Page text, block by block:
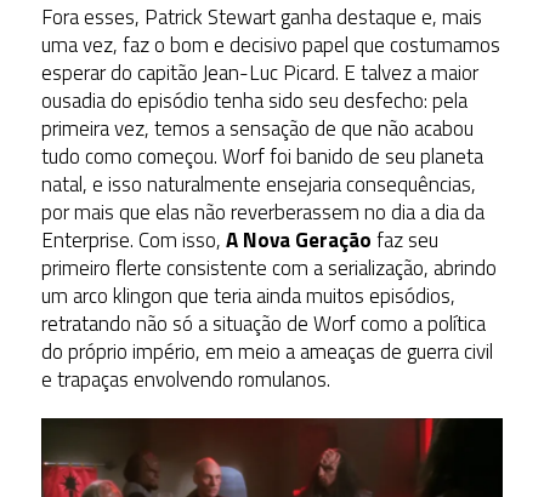
Fora esses, Patrick Stewart ganha destaque e, mais
uma vez, faz o bom e decisivo papel que costumamos
esperar do capitão Jean-Luc Picard. E talvez a maior
ousadia do episódio tenha sido seu desfecho: pela
primeira vez, temos a sensação de que não acabou
tudo como começou. Worf foi banido de seu planeta
natal, e isso naturalmente ensejaria consequências,
por mais que elas não reverberassem no dia a dia da
Enterprise. Com isso,A Nova Geraçãofaz seu
primeiro flerte consistente com a serialização, abrindo
um arco klingon que teria ainda muitos episódios,
retratando não só a situação de Worf como a política
do próprio império, em meio a ameaças de guerra civil
e trapaças envolvendo romulanos.